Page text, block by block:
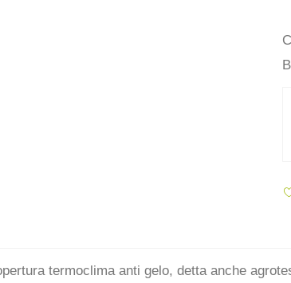
termoclima anti gelo, detta anche